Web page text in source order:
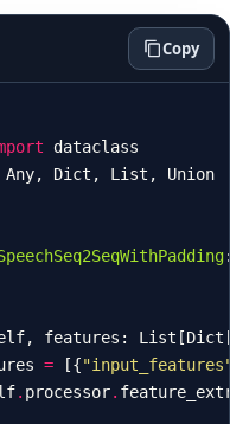
Copy
features:
= [{"input_features"
. processor.